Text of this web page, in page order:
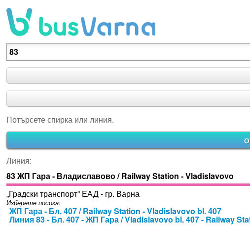
Потърсете спирка или линия.
Потърсете спирка или линия.
Линия:
83 ЖП Гара - Владиславово / Railway Station - Vladislavovo
„Градски транспорт” ЕАД - гр. Варна
Изберете посока:
ЖП Гара - Бл. 407 / Railway Station - Vladislavovo bl. 407
Линия 83 - Бл. 407 - ЖП Гара / Vladislavovo bl. 407 - Railway